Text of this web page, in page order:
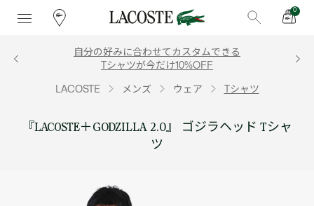
0
自分の好みに合わせてカスタムできる
Tシャツが今だけ10%OFF
LACOSTE メンズ ウェア Tシャツ
『LACOSTE＋GODZILLA 2.0』 ゴジラヘッド Tシャ
ツ